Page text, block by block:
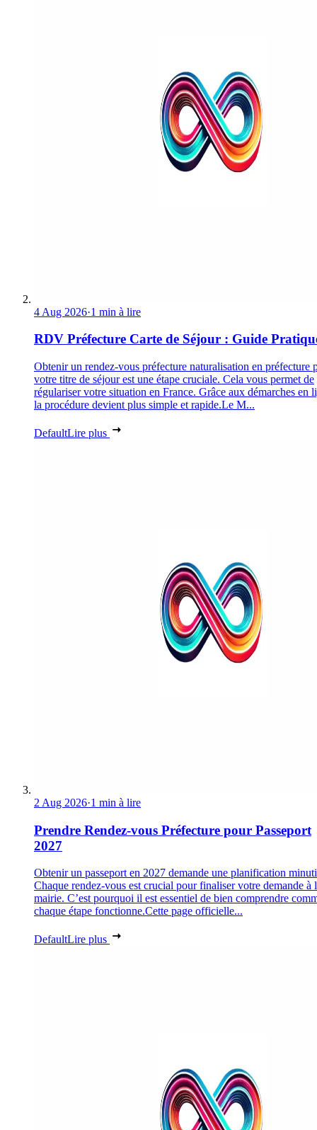
4 Aug 2026·1 min à lire
RDV Préfecture Carte de Séjour : Guide
Obtenir un rendez-vous préfecture naturalisation en préfecture
votre titre de séjour est une étape cruciale. Cela vous permet de
régulariser votre situation en France. Grâce aux démarches en
la procédure devient plus simple et rapide.Le M...
DefaultLire plus
2 Aug 2026·1 min à lire
Prendre Rendez-vous Préfecture pour Passeport
2027
Obtenir un passeport en 2027 demande une planification
Chaque rendez-vous est crucial pour finaliser votre demande à
mairie. C’est pourquoi il est essentiel de bien comprendre
chaque étape fonctionne.Cette page officielle...
DefaultLire plus